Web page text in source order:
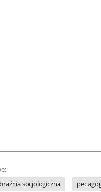
socjologiczna